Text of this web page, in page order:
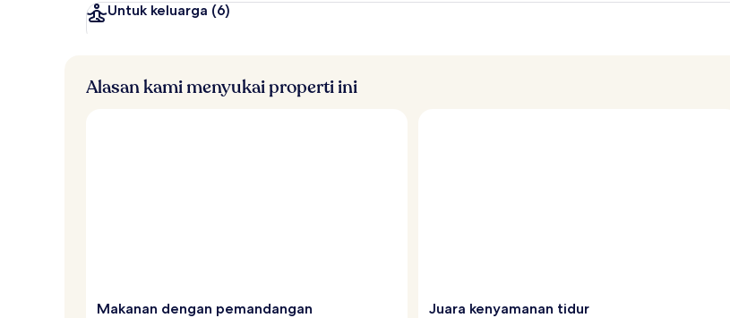
Untuk keluarga (6)
Alasan kami menyukai properti ini
Makanan dengan pemandangan Juara kenyamanan tidur